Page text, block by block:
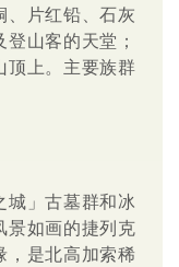
、片红铅、石灰
山客的天堂；
顶上。主要族群
城」古墓群和冰
景如画的捷列克
，是北高加索稀